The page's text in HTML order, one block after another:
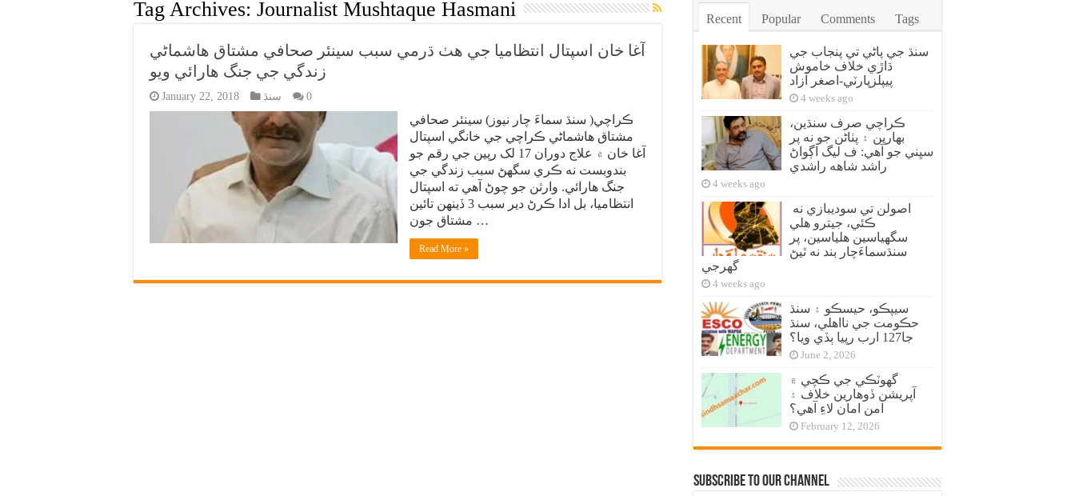
Tag Archives: Journalist Mushtaque Hasmani
آغا خان اسپتال انتظاميا جي هٺ ڌرمي سبب سينئر صحافي مشتاق هاشماڻي
زندگي جي جنگ هارائي ويو
January 22, 2018 سنڌ 0
ڪراچي( سنڌ سماءَ چار نيوز) سينئر صحافي
مشتاق هاشماڻي ڪراچي جي خانگي اسپتال
آغا خان ۾ علاج دوران 17 لک رپين جي رقم جو
بندوبست نه ڪري سگهڻ سبب زندگي جي
جنگ هارائي. وارثن جو چوڻ آهي ته اسپتال
انتظاميا، بل ادا ڪرڻ دير سبب 3 ڏينهن تائين
مشتاق جون …
Read More »
Recent Popular Comments Tags
سنڌ جي پاڻي تي پنجاب جي
ڌاڙي خلاف خاموش
پيپلزپارٽي-اصغر آزاد
4 weeks ago
ڪراچي صرف سنڌين،
بهارين ۽ پٺاڻن جو نه پر
سڀني جو آهي: ف ليگ اڳواڻ
راشد شاهه راشدي
4 weeks ago
ڪئي، جيترو هلي
سگهياسين هلياسين، پر
سنڌسماءَچار بند نه ٿيڻ
گهرجي
4 weeks ago
سيپڪو، حيسڪو ۽ سنڌ
حڪومت جي نااهلي، سنڌ
جا127 ارب رپيا ٻڏي ويا؟
June 2, 2026
گهوٽڪي جي ڪچي ۾
آپريشن ڏوهارين خلاف ۽
امن امان لاءِ آهي؟
February 12, 2026
Subscribe to our Channel